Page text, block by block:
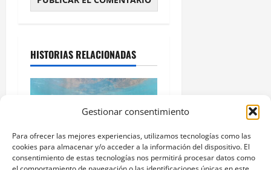
Gestionar consentimiento
Para ofrecer las mejores experiencias, utilizamos tecnologías como las
cookies para almacenar y/o acceder a la información del dispositivo. El
consentimiento de estas tecnologías nos permitirá procesar datos como
HISTORIAS RELACIONADAS
Información general